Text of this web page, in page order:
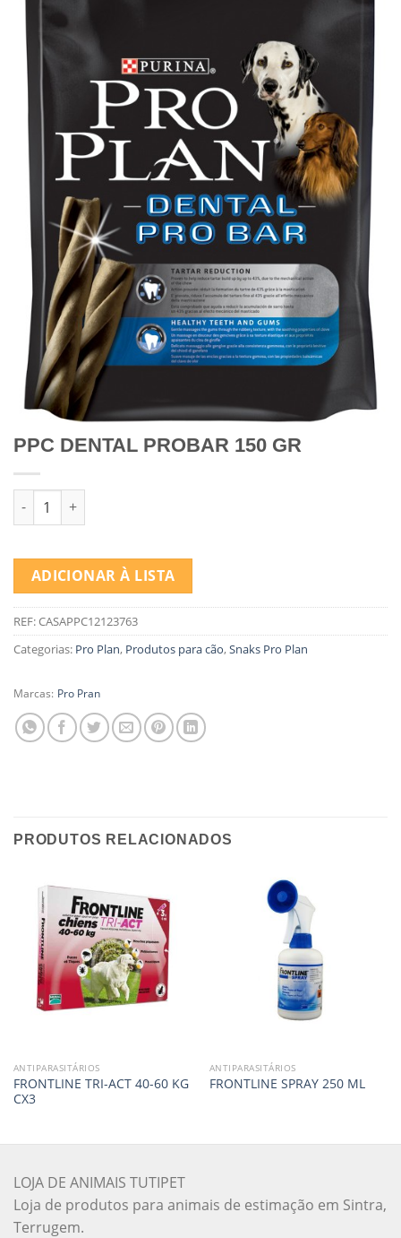
PPC DENTAL PROBAR 150 GR
Quantidade de PPC DENTAL PROBAR 150 GR
ADICIONAR À LISTA
REF:CASAPPC12123763
Categorias: Pro Plan, Produtos para cão,Snaks Pro Plan
Marcas: Pro Pran
PRODUTOS RELACIONADOS
ANTIPARASITÁRIOS
FRONTLINE TRI-ACT 40-60 KG
CX3
ANTIPARASITÁRIOS
FRONTLINE SPRAY 250 ML
LOJA DE ANIMAIS TUTIPET
Loja de produtos para animais de estimação em Sintra,
Terrugem.